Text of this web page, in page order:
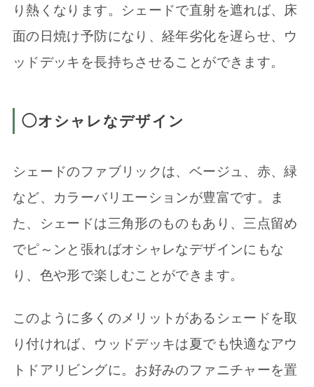
り熱くなります。シェードで直射を遮れば、床
面の日焼け予防になり、経年劣化を遅らせ、ウ
ッドデッキを長持ちさせることができます。
◯オシャレなデザイン
シェードのファブリックは、ベージュ、赤、緑
など、カラーバリエーションが豊富です。ま
た、シェードは三角形のものもあり、三点留め
でピ～ンと張ればオシャレなデザインにもな
り、色や形で楽しむことができます。
このように多くのメリットがあるシェードを取
り付ければ、ウッドデッキは夏でも快適なアウ
トドアリビングに。お好みのファニチャーを置